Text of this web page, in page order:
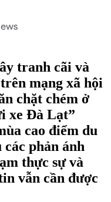
tranh cãi và
mạng xã hội
chặt chém ở
xe Đà Lạt”
cao điểm du
phản ánh
thực sự và
vẫn cần được